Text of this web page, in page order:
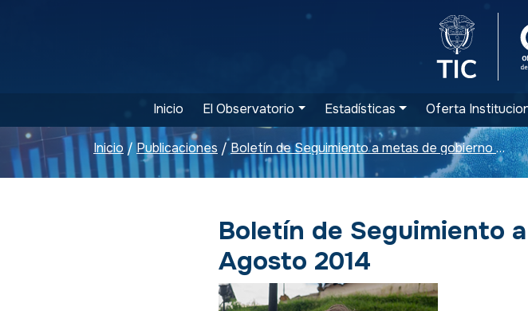
Logo
Inicio El Observatorio Estadísticas Oferta
Inicio /Publicaciones / Boletín de Seguimiento a metas de gobierno - Agosto 2014
Boletín de Seguimiento
Agosto 2014